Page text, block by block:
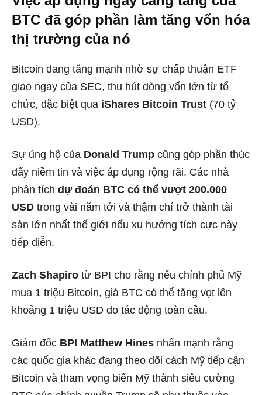
BTC đã góp phần làm tăng vốn hóa
thị trường của nó
Bitcoin đang tăng mạnh nhờ sự chấp thuận ETF
giao ngay của SEC, thu hút dòng vốn lớn từ tổ
chức, đặc biệt qua iShares Bitcoin Trust (70 tỷ
USD).
Sự ủng hộ của Donald Trump cũng góp phần thúc
đẩy niềm tin và việc áp dụng rộng rãi. Các nhà
phân tích dự đoán BTC có thể vượt 200.000
USD trong vài năm tới và thậm chí trở thành tài
sản lớn nhất thế giới nếu xu hướng tích cực này
tiếp diễn.
Zach Shapiro từ BPI cho rằng nếu chính phủ Mỹ
mua 1 triệu Bitcoin, giá BTC có thể tăng vọt lên
khoảng 1 triệu USD do tác động toàn cầu.
Giám đốc BPI Matthew Hines nhấn mạnh rằng
các quốc gia khác đang theo dõi cách Mỹ tiếp cận
Bitcoin và tham vọng biến Mỹ thành siêu cường